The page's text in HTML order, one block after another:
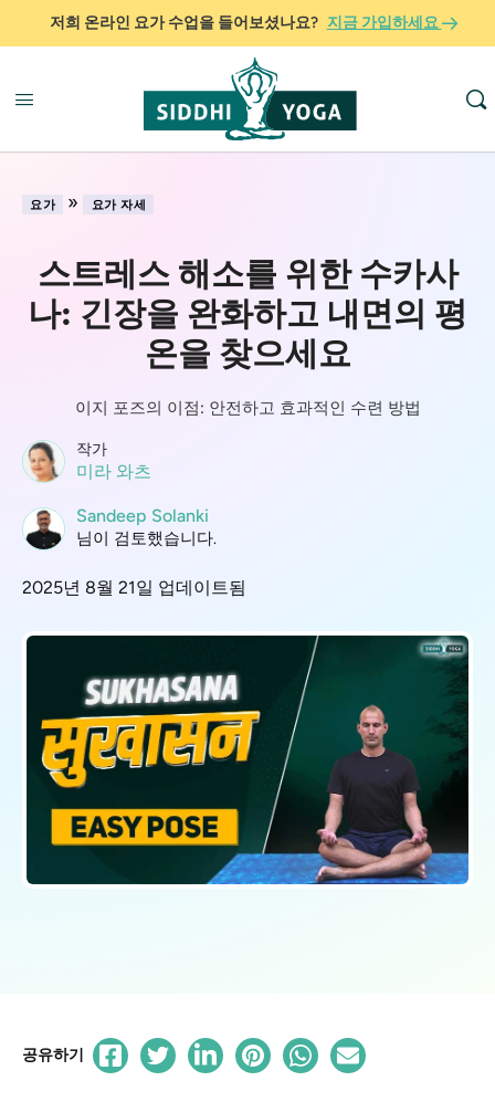
저희 온라인 요가 수업을 들어보셨나요? 지금 가입하세요
요가 » 요가 자세
스트레스 해소를 위한 수카사
나: 긴장을 완화하고 내면의 평
온을 찾으세요
이지 포즈의 이점: 안전하고 효과적인 수련 방법
작가
미라 와츠
Sandeep Solanki
님이 검토했습니다.
2025년 8월 21일 업데이트됨
공유하기